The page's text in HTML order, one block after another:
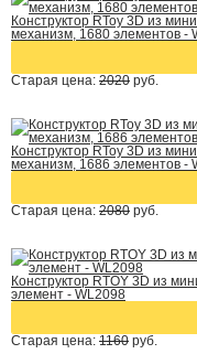
Конструктор RToy 3D из
механизм, 1680 элементов -
Старая цена: 2020 руб.
Конструктор RToy 3D из
механизм, 1686 элементов -
Старая цена: 2080 руб.
Конструктор RTOY 3D из
элемент - WL2098
Старая цена: 1160 руб.